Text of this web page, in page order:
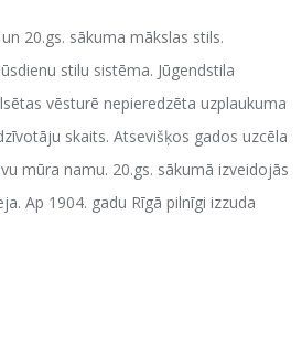
20.gs. sākuma mākslas stils.
stilu sistēma. Jūgendstila
vēsturē nepieredzēta uzplaukuma
skaits. Atsevišķos gados uzcēla
mūra namu. 20.gs. sākumā izveidojās
Ap 1904. gadu Rīgā pilnīgi izzuda